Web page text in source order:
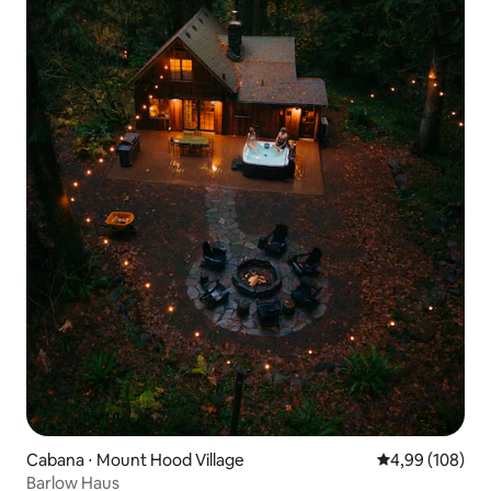
Cabana ⋅ Mount Hood Village 4,99 de uma
4,99 (108)
Barlow Haus